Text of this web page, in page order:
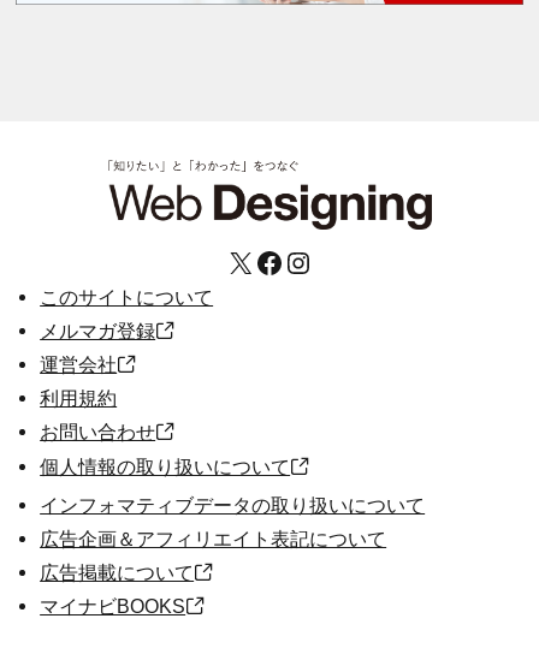
X Facebook Instagram
このサイトについて
メルマガ登録
運営会社
利用規約
お問い合わせ
個人情報の取り扱いについて
インフォマティブデータの取り扱いについて
広告企画＆アフィリエイト表記について
広告掲載について
マイナビBOOKS